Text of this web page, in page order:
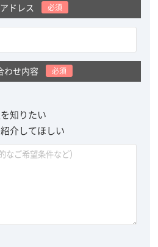
ドレス 必須
わせ内容 必須
知りたい
介してほしい